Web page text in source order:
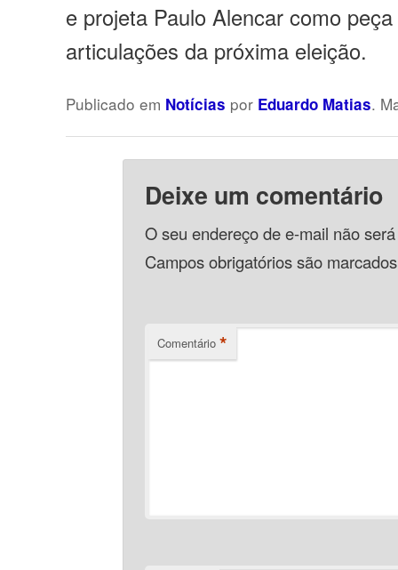
e projeta Paulo Alencar como
articulações da próxima eleição.
Publicado em Notícias por Eduardo Matias.
Deixe um comentário
O seu endereço de e-mail não
Campos obrigatórios são
Comentário *